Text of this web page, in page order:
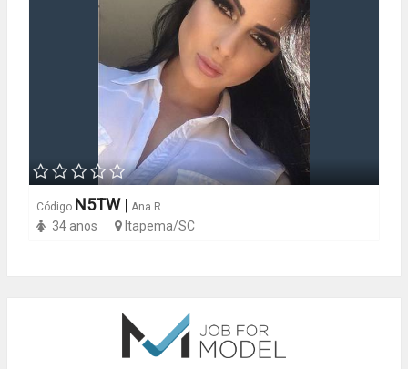
Código N5TW | Ana R.
34 anos Itapema/SC